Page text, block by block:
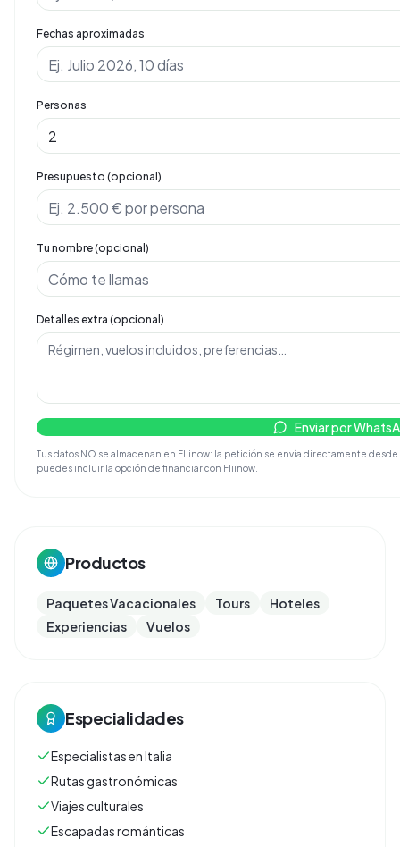
Fechas aproximadas
Personas
Presupuesto (opcional)
Tu nombre (opcional)
Detalles extra (opcional)
Enviar por
Tus datos NO se almacenan en Fliinow: la petición se envía directamente
puedes incluir la opción de financiar con Fliinow.
Productos
Paquetes Vacacionales Tours
Hoteles
Experiencias
Vuelos
Especialidades
Especialistas en Italia
Rutas gastronómicas
Viajes culturales
Escapadas románticas